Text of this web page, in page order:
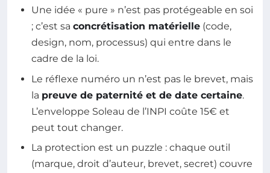
Une idée « pure » n’est pas protégeable en soi
; c’est sa concrétisation matérielle (code,
design, nom, processus) qui entre dans le
cadre de la loi.
Le réflexe numéro un n’est pas le brevet, mais
la preuve de paternité et de date certaine.
L’enveloppe Soleau de l’INPI coûte 15€ et
peut tout changer.
La protection est un puzzle : chaque outil
(marque, droit d’auteur, brevet, secret) couvre